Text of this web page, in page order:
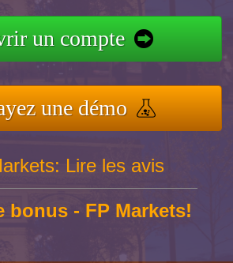
un compte
une démo
Lire les avis
bonus - FP Markets!